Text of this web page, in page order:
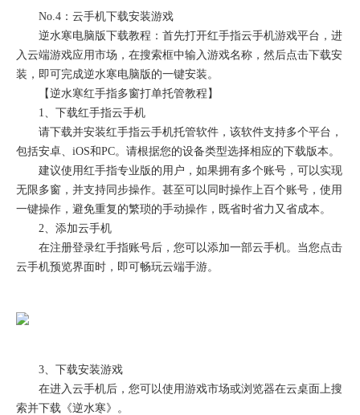
No.4：云手机下载安装游戏
逆水寒电脑版下载教程：首先打开红手指云手机游戏平台，进
入云端游戏应用市场，在搜索框中输入游戏名称，然后点击下载安
装，即可完成逆水寒电脑版的一键安装。
【逆水寒红手指多窗打单托管教程】
1、下载红手指云手机
请下载并安装红手指云手机托管软件，该软件支持多个平台，
包括安卓、iOS和PC。请根据您的设备类型选择相应的下载版本。
建议使用红手指专业版的用户，如果拥有多个账号，可以实现
无限多窗，并支持同步操作。甚至可以同时操作上百个账号，使用
一键操作，避免重复的繁琐的手动操作，既省时省力又省成本。
2、添加云手机
在注册登录红手指账号后，您可以添加一部云手机。当您点击
云手机预览界面时，即可畅玩云端手游。
3、下载安装游戏
在进入云手机后，您可以使用游戏市场或浏览器在云桌面上搜
索并下载《逆水寒》。